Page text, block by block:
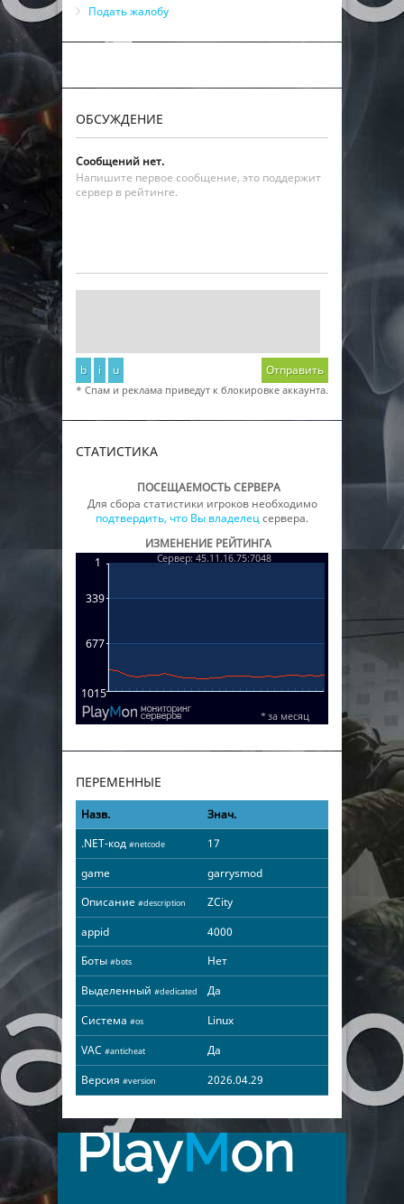
Подать жалобу
ОБСУЖДЕНИЕ
Сообщений нет.
Напишите первое сообщение, это поддержит
сервер в рейтинге.
b i u Отправить
* Спам и реклама приведут к блокировке аккаунта.
СТАТИСТИКА
ПОСЕЩАЕМОСТЬ СЕРВЕРА
Для сбора статистики игроков необходимо
подтвердить, что Вы владелецсервера.
ИЗМЕНЕНИЕ РЕЙТИНГА
ПЕРЕМЕННЫЕ
Назв.
Знач.
.NET-код #netcode
17
game
garrysmod
Описание #description
ZCity
appid
4000
Боты #bots
Нет
Выделенный #dedicated
Да
Система #os
Linux
VAC #anticheat
Да
Версия #version 2026.04.29
PlayMon